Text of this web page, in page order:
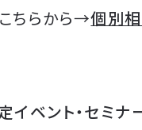
ちらから→個別
イベント・セミナ